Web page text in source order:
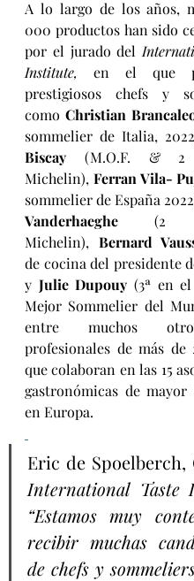
A lo largo de los años,
000 productos han sido
por el jurado del
Institute, en el que
prestigiosos chefs y
como Christian
sommelier de Italia,
Biscay (M.O.F. & 2
Michelin), Ferran Vila-
sommelier de España
Vanderhaeghe (2
Michelin), Bernard
de cocina del presidente
y Julie Dupouy (3ª en
Mejor Sommelier del
entre muchos
profesionales de más de
que colaboran en las 15
gastronómicas de mayor
en Europa.
International Taste
“Estamos muy
recibir muchas
de chefs y